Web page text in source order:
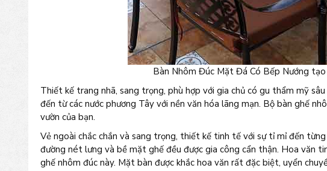
Bàn Nhôm Đúc Mặt Đá Có Bếp Nướng
Thiết kế trang nhã, sang trọng, phù hợp với gia chủ có gu thẩm mỹ
đến từ các nước phương Tây với nền văn hóa lãng mạn. Bộ bàn ghế
vườn của bạn.
Vẻ ngoài chắc chắn và sang trọng, thiết kế tinh tế với sự tỉ mỉ đến
đường nét lưng và bề mặt ghế đều được gia công cẩn thận. Hoa văn
ghế nhôm đúc này. Mặt bàn được khắc hoa văn rất đặc biệt, uyển